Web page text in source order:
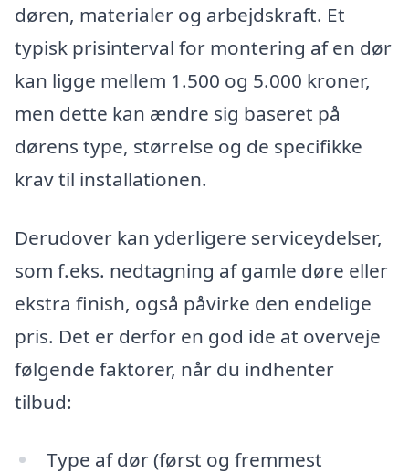
døren, materialer og arbejdskraft. Et
typisk prisinterval for montering af en dør
kan ligge mellem 1.500 og 5.000 kroner,
men dette kan ændre sig baseret på
dørens type, størrelse og de specifikke
krav til installationen.
Derudover kan yderligere serviceydelser,
som f.eks. nedtagning af gamle døre eller
ekstra finish, også påvirke den endelige
pris. Det er derfor en god ide at overveje
følgende faktorer, når du indhenter
tilbud:
Type af dør (først og fremmest